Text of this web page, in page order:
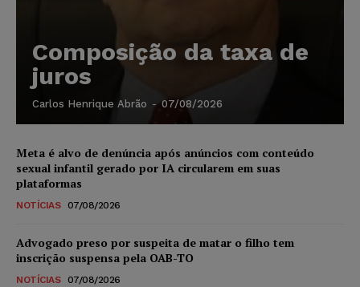
Composição da taxa de
juros
Carlos Henrique Abrão - 07/08/2026
Meta é alvo de denúncia após anúncios com conteúdo
sexual infantil gerado por IA circularem em suas
plataformas
NOTÍCIAS 07/08/2026
Advogado preso por suspeita de matar o filho tem
inscrição suspensa pela OAB-TO
NOTÍCIAS 07/08/2026